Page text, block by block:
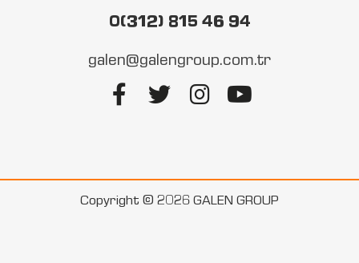
0(312) 815 46 94
galen@galengroup.com.tr
Copyright © 2026 GALEN GROUP